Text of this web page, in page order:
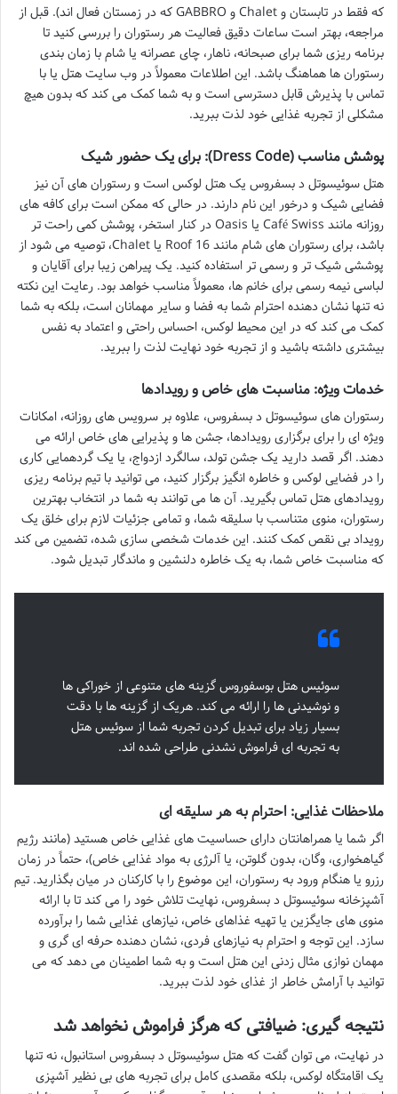
که فقط در تابستان و Chalet و GABBRO که در زمستان فعال اند). قبل از
مراجعه، بهتر است ساعات دقیق فعالیت هر رستوران را بررسی کنید تا
برنامه ریزی شما برای صبحانه، ناهار، چای عصرانه یا شام با زمان بندی
رستوران ها هماهنگ باشد. این اطلاعات معمولاً در وب سایت هتل یا با
تماس با پذیرش قابل دسترسی است و به شما کمک می کند که بدون هیچ
مشکلی از تجربه غذایی خود لذت ببرید.
پوشش مناسب (Dress Code): برای یک حضور شیک
هتل سوئیسوتل د بسفروس یک هتل لوکس است و رستوران های آن نیز
فضایی شیک و درخور این نام دارند. در حالی که ممکن است برای کافه های
روزانه مانند Café Swiss یا Oasis در کنار استخر، پوشش کمی راحت تر
باشد، برای رستوران های شام مانند 16 Roof یا Chalet، توصیه می شود از
پوششی شیک تر و رسمی تر استفاده کنید. یک پیراهن زیبا برای آقایان و
لباسی نیمه رسمی برای خانم ها، معمولاً مناسب خواهد بود. رعایت این نکته
نه تنها نشان دهنده احترام شما به فضا و سایر مهمانان است، بلکه به شما
کمک می کند که در این محیط لوکس، احساس راحتی و اعتماد به نفس
بیشتری داشته باشید و از تجربه خود نهایت لذت را ببرید.
خدمات ویژه: مناسبت های خاص و رویدادها
رستوران های سوئیسوتل د بسفروس، علاوه بر سرویس های روزانه، امکانات
ویژه ای را برای برگزاری رویدادها، جشن ها و پذیرایی های خاص ارائه می
دهند. اگر قصد دارید یک جشن تولد، سالگرد ازدواج، یا یک گردهمایی کاری
را در فضایی لوکس و خاطره انگیز برگزار کنید، می توانید با تیم برنامه ریزی
رویدادهای هتل تماس بگیرید. آن ها می توانند به شما در انتخاب بهترین
رستوران، منوی متناسب با سلیقه شما، و تمامی جزئیات لازم برای خلق یک
رویداد بی نقص کمک کنند. این خدمات شخصی سازی شده، تضمین می کند
که مناسبت خاص شما، به یک خاطره دلنشین و ماندگار تبدیل شود.
سوئیس هتل بوسفوروس گزینه های متنوعی از خوراکی ها
و نوشیدنی ها را ارائه می کند. هریک از گزینه ها با دقت
بسیار زیاد برای تبدیل کردن تجربه شما از سوئیس هتل
به تجربه ای فراموش نشدنی طراحی شده اند.
ملاحظات غذایی: احترام به هر سلیقه ای
اگر شما یا همراهانتان دارای حساسیت های غذایی خاص هستید (مانند رژیم
گیاهخواری، وگان، بدون گلوتن، یا آلرژی به مواد غذایی خاص)، حتماً در زمان
رزرو یا هنگام ورود به رستوران، این موضوع را با کارکنان در میان بگذارید. تیم
آشپزخانه سوئیسوتل د بسفروس، نهایت تلاش خود را می کند تا با ارائه
منوی های جایگزین یا تهیه غذاهای خاص، نیازهای غذایی شما را برآورده
سازد. این توجه و احترام به نیازهای فردی، نشان دهنده حرفه ای گری و
مهمان نوازی مثال زدنی این هتل است و به شما اطمینان می دهد که می
توانید با آرامش خاطر از غذای خود لذت ببرید.
نتیجه گیری: ضیافتی که هرگز فراموش نخواهد شد
در نهایت، می توان گفت که هتل سوئیسوتل د بسفروس استانبول، نه تنها
یک اقامتگاه لوکس، بلکه مقصدی کامل برای تجربه های بی نظیر آشپزی